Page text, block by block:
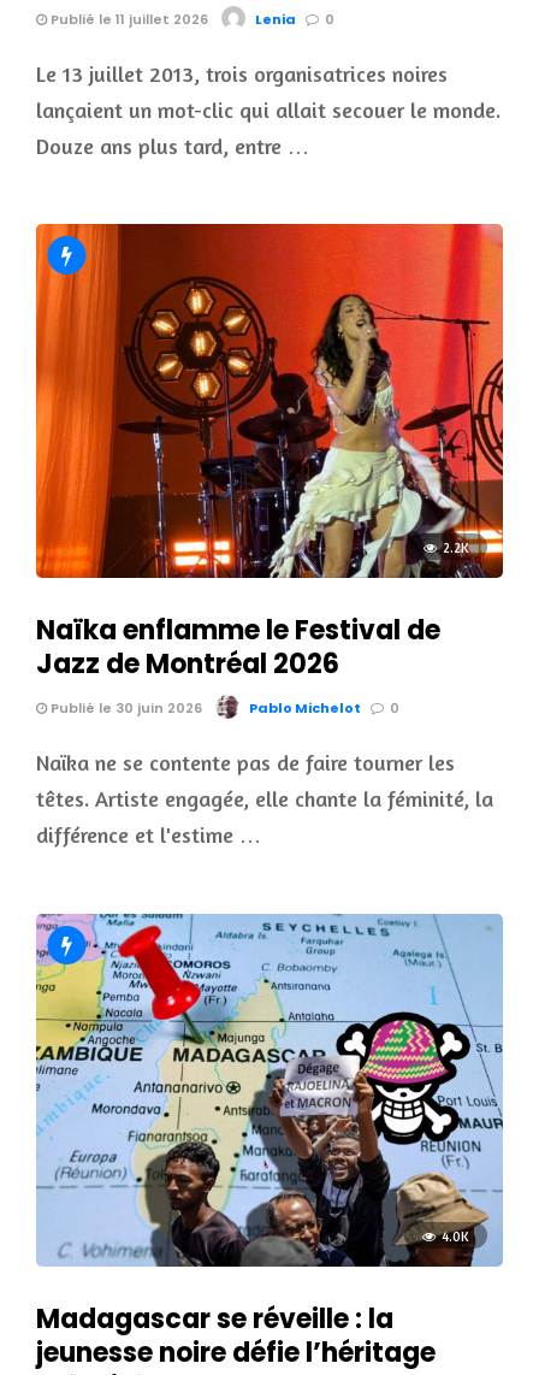
Publié le 11 juillet 2026 Lenia 0
Le 13 juillet 2013, trois organisatrices noires
lançaient un mot-clic qui allait secouer le monde.
Douze ans plus tard, entre …
2.2K
Naïka enflamme le Festival de
Jazz de Montréal 2026
Publié le 30 juin 2026 Pablo Michelot 0
Naïka ne se contente pas de faire tourner les
têtes. Artiste engagée, elle chante la féminité, la
différence et l'estime …
4.0K
Madagascar se réveille : la
jeunesse noire défie l’héritage